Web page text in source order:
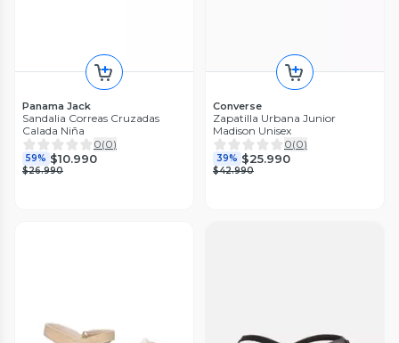
Panama Jack
Sandalia Correas Cruzadas
Calada Niña
0(0)
59% $10.990
$26.990
Converse
Zapatilla Urbana Junior
Madison Unisex
0(0)
39% $25.990
$42.990